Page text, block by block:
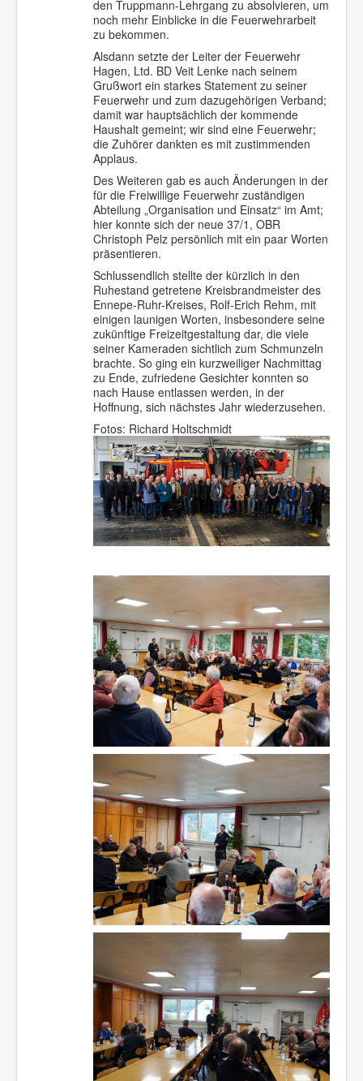
den Truppmann-Lehrgang zu absolvieren, um
noch mehr Einblicke in die Feuerwehrarbeit
zu bekommen.
Alsdann setzte der Leiter der Feuerwehr
Hagen, Ltd. BD Veit Lenke nach seinem
Grußwort ein starkes Statement zu seiner
Feuerwehr und zum dazugehörigen Verband;
damit war hauptsächlich der kommende
Haushalt gemeint; wir sind eine Feuerwehr;
die Zuhörer dankten es mit zustimmenden
Applaus.
Des Weiteren gab es auch Änderungen in der
für die Freiwillige Feuerwehr zuständigen
Abteilung „Organisation und Einsatz“ im Amt;
hier konnte sich der neue 37/1, OBR
Christoph Pelz persönlich mit ein paar Worten
präsentieren.
Schlussendlich stellte der kürzlich in den
Ruhestand getretene Kreisbrandmeister des
Ennepe-Ruhr-Kreises, Rolf-Erich Rehm, mit
einigen launigen Worten, insbesondere seine
zukünftige Freizeitgestaltung dar, die viele
seiner Kameraden sichtlich zum Schmunzeln
brachte. So ging ein kurzweiliger Nachmittag
zu Ende, zufriedene Gesichter konnten so
nach Hause entlassen werden, in der
Hoffnung, sich nächstes Jahr wiederzusehen.
Fotos: Richard Holtschmidt